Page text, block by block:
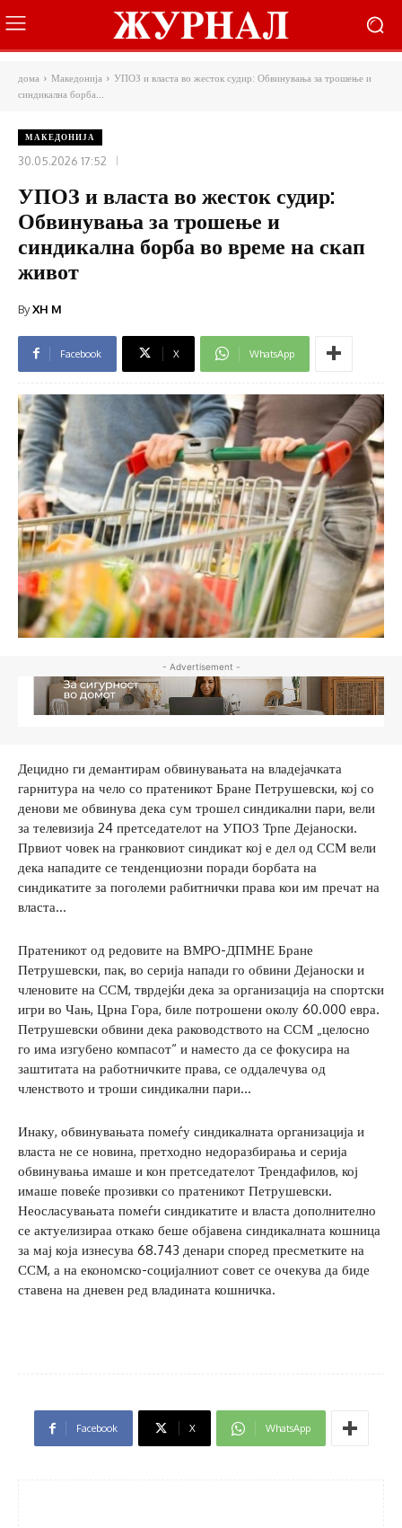
дома Македонија
УПОЗ и власта во жесток судир: Обвинувања за трошење и
синдикална борба...
МАКЕДОНИЈА
30.05.2026 17:52
УПОЗ и власта во жесток судир:
Обвинувања за трошење и
синдикална борба во време на скап
живот
ByXH M
Facebook X WhatsApp
- Advertisement -
Децидно ги демантирам обвинувањата на владејачката
гарнитура на чело со пратеникот Бране Петрушевски, кој со
денови ме обвинува дека сум трошел синдикални пари, вели
за телевизија 24 претседателот на УПОЗ Трпе Дејаноски.
Првиот човек на гранковиот синдикат кој е дел од ССМ вели
дека нападите се тенденциозни поради борбата на
синдикатите за поголеми рабитнички права кои им пречат на
власта…
Пратеникот од редовите на ВМРО-ДПМНЕ Бране
Петрушевски, пак, во серија напади го обвини Дејаноски и
членовите на ССМ, тврдејќи дека за организација на спортски
игри во Чањ, Црна Гора, биле потрошени околу 60.000 евра.
Петрушевски обвини дека раководството на ССМ „целосно
го има изгубено компасот“ и наместо да се фокусира на
заштитата на работничките права, се оддалечува од
членството и троши синдикални пари…
Инаку, обвинувањата помеѓу синдикалната организација и
власта не се новина, претходно недоразбирања и серија
обвинувања имаше и кон претседателот Трендафилов, кој
имаше повеќе прозивки со пратеникот Петрушевски.
Неосласувањата помеѓи синдикатите и власта дополнително
се актуелизираа откако беше објавена синдикалната кошница
за мај која изнесува 68.743 денари според пресметките на
ССМ, а на економско-социјалниот совет се очекува да биде
ставена на дневен ред владината кошничка.
Facebook X WhatsApp